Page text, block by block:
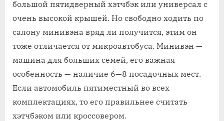
большой пятидверный хэтчбэк или универсал с
очень высокой крышей. Но свободно ходить по
салону минивэна вряд ли получится, этим он
тоже отличается от микроавтобуса. Минивэн —
машина для больших семей, его важная
особенность — наличие 6—8 посадочных мест.
Если автомобиль пятиместный во всех
комплектациях, то его правильнее считать
хэтчбэком или кроссовером.